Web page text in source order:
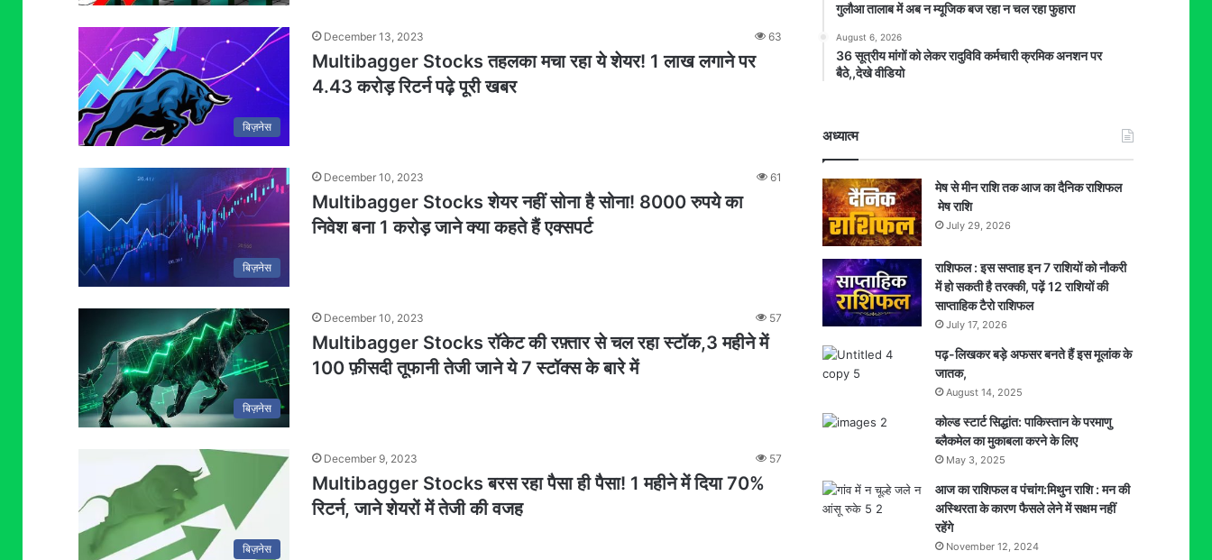
बिज़नेस
December 13, 2023 63
Multibagger Stocks तहलका मचा रहा ये शेयर! 1 लाख लगाने पर
4.43 करोड़ रिटर्न पढ़े पूरी खबर
बिज़नेस
December 10, 2023 61
Multibagger Stocks शेयर नहीं सोना है सोना! 8000 रुपये का
निवेश बना 1 करोड़ जाने क्या कहते हैं एक्सपर्ट
बिज़नेस
December 10, 2023 57
Multibagger Stocks रॉकेट की रफ़्तार से चल रहा स्टॉक,3 महीने में
100 फ़ीसदी तूफानी तेजी जाने ये 7 स्टॉक्स के बारे में
बिज़नेस
December 9, 2023 57
Multibagger Stocks बरस रहा पैसा ही पैसा! 1 महीने में दिया 70%
रिटर्न, जाने शेयरों में तेजी की वजह
गुलौआ तालाब में अब न म्यूजिक बज रहा न चल रहा फुहारा
August 6, 2026
36 सूत्रीय मांगों को लेकर रादुविवि कर्मचारी क्रमिक अनशन पर
बैठे,,देखे वीडियो
अध्यात्म
मेष से मीन राशि तक आज का दैनिक राशिफल
मेष राशि
July 29, 2026
राशिफल : इस सप्ताह इन 7 राशियों को नौकरी
में हो सकती है तरक्की, पढ़ें 12 राशियों की
साप्ताहिक टैरो राशिफल
July 17, 2026
पढ़-लिखकर बड़े अफसर बनते हैं इस मूलांक के
जातक,
August 14, 2025
कोल्ड स्टार्ट सिद्धांत: पाकिस्तान के परमाणु
ब्लैकमेल का मुकाबला करने के लिए
May 3, 2025
आज का राशिफल व पंचांग:मिथुन राशि : मन की
अस्थिरता के कारण फैसले लेने में सक्षम नहीं
रहेंगे
November 12, 2024